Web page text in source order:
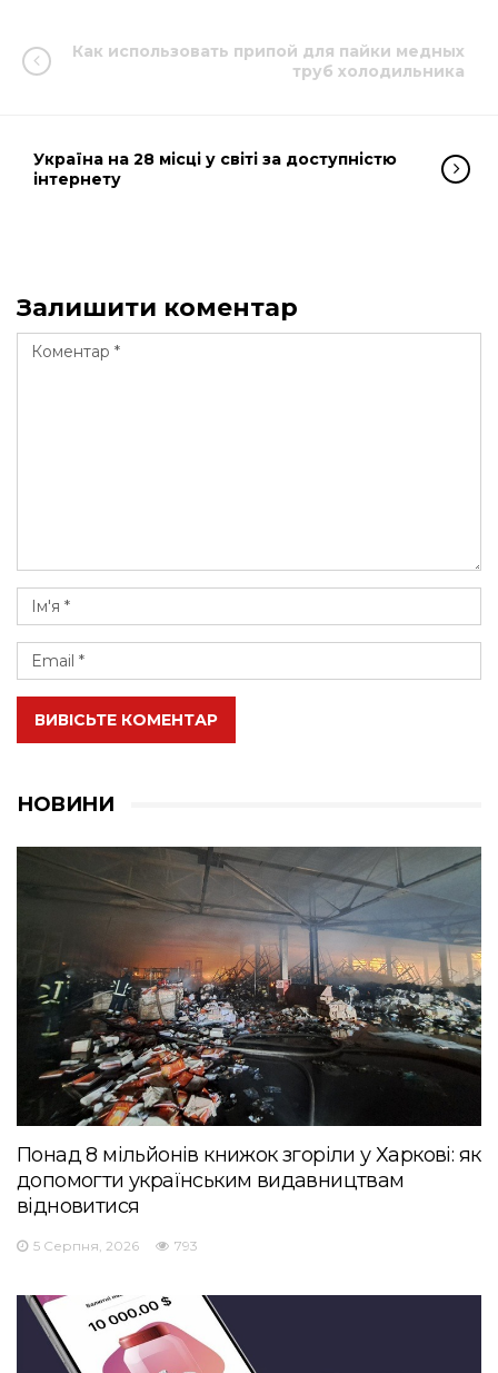
Как использовать припой для пайки медных
труб холодильника
Україна на 28 місці у світі за доступністю
інтернету
Залишити коментар
ВИВІСЬТЕ КОМЕНТАР
НОВИНИ
Понад 8 мільйонів книжок згоріли у Харкові: як
допомогти українським видавництвам
відновитися
5 Серпня, 2026 793